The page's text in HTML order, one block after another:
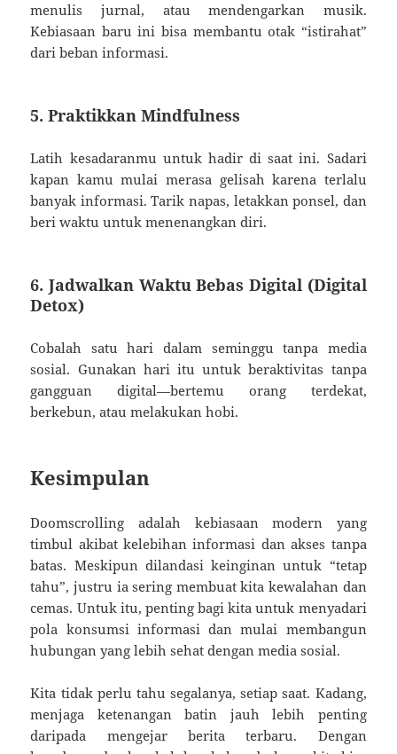
menulis jurnal, atau mendengarkan musik.
Kebiasaan baru ini bisa membantu otak “istirahat”
dari beban informasi.
5. Praktikkan Mindfulness
Latih kesadaranmu untuk hadir di saat ini. Sadari
kapan kamu mulai merasa gelisah karena terlalu
banyak informasi. Tarik napas, letakkan ponsel, dan
beri waktu untuk menenangkan diri.
6. Jadwalkan Waktu Bebas Digital (Digital
Detox)
Cobalah satu hari dalam seminggu tanpa media
sosial. Gunakan hari itu untuk beraktivitas tanpa
gangguan digital—bertemu orang terdekat,
berkebun, atau melakukan hobi.
Kesimpulan
Doomscrolling adalah kebiasaan modern yang
timbul akibat kelebihan informasi dan akses tanpa
batas. Meskipun dilandasi keinginan untuk “tetap
tahu”, justru ia sering membuat kita kewalahan dan
cemas. Untuk itu, penting bagi kita untuk menyadari
pola konsumsi informasi dan mulai membangun
hubungan yang lebih sehat dengan media sosial.
Kita tidak perlu tahu segalanya, setiap saat. Kadang,
menjaga ketenangan batin jauh lebih penting
daripada mengejar berita terbaru. Dengan